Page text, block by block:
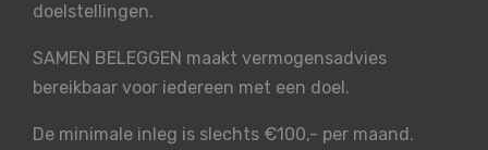
doelstellingen.
SAMEN BELEGGEN maakt vermogensadvies
bereikbaar voor iedereen met een doel.
De minimale inleg is slechts €100,- per maand.